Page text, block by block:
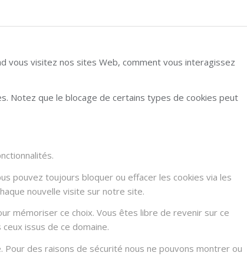
vous visitez nos sites Web, comment vous interagissez
Notez que le blocage de certains types de cookies peut
pouvez toujours bloquer ou effacer les cookies via les
nouvelle visite sur notre site.
mémoriser ce choix. Vous êtes libre de revenir sur ce
issus de ce domaine.
des raisons de sécurité nous ne pouvons montrer ou